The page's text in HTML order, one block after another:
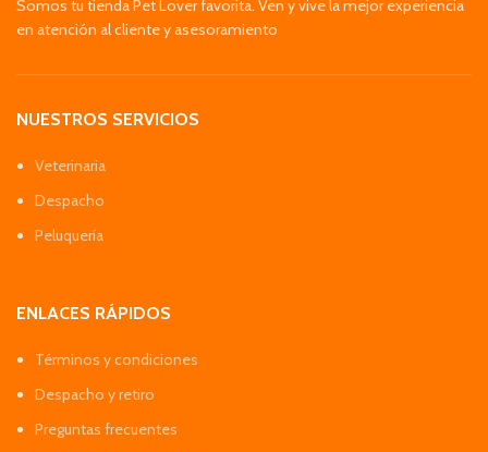
Somos tu tienda Pet Lover favorita. Ven y vive la mejor experiencia
en atención al cliente y asesoramiento
NUESTROS SERVICIOS
Veterinaria
Despacho
Peluquería
ENLACES RÁPIDOS
Términos y condiciones
Despacho y retiro
Preguntas frecuentes